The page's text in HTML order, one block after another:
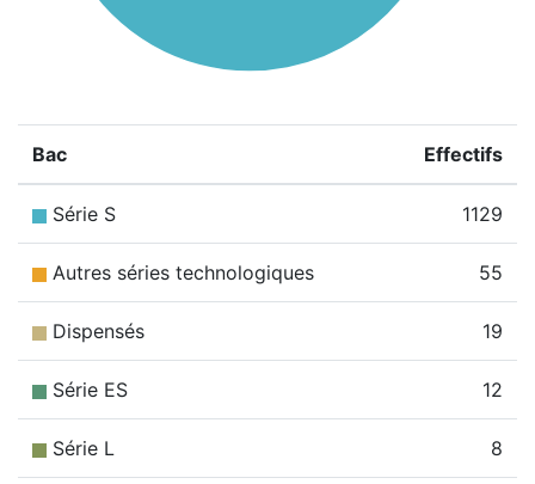
Bac Effectifs
Série S 1129
Autres séries technologiques 55
Dispensés 19
Série ES 12
Série L 8